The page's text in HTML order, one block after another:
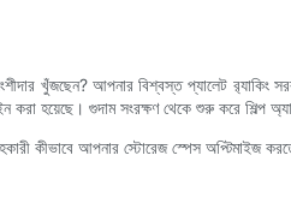
খুঁজছেন? আপনার বিশ্বস্ত প্যালেট র‍্যাকিং
করা হয়েছে। গুদাম সংরক্ষণ থেকে শুরু করে শিল্প
কীভাবে আপনার স্টোরেজ স্পেস অপ্টিমাইজ